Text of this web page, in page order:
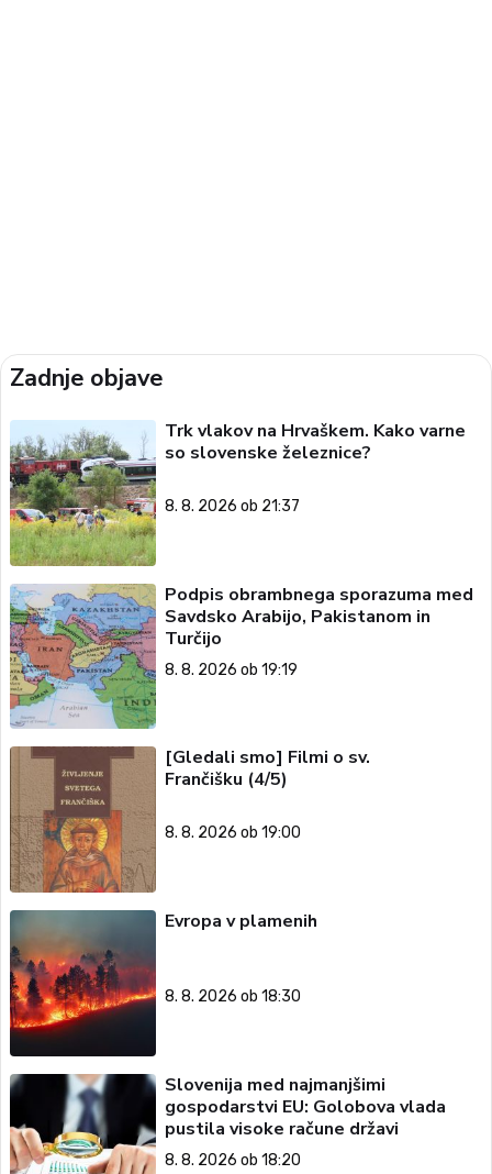
Zadnje objave
Trk vlakov na Hrvaškem. Kako varne
so slovenske železnice?
8. 8. 2026 ob 21:37
Podpis obrambnega sporazuma med
Savdsko Arabijo, Pakistanom in
Turčijo
8. 8. 2026 ob 19:19
[Gledali smo] Filmi o sv.
Frančišku (4/5)
8. 8. 2026 ob 19:00
Evropa v plamenih
8. 8. 2026 ob 18:30
Slovenija med najmanjšimi
gospodarstvi EU: Golobova vlada
pustila visoke račune državi
8. 8. 2026 ob 18:20